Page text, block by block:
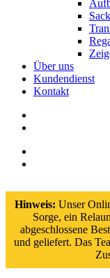
Über uns
Kundendienst
Kontakt
Hinweis: Unser
Sorge, ein
abgeschlossene
und geliefert. Das